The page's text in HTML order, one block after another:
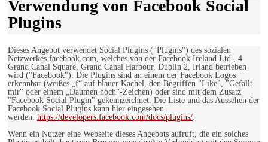
Verwendung von Facebook Social
Plugins
Dieses Angebot verwendet Social Plugins ("Plugins") des sozialen
Netzwerkes facebook.com, welches von der Facebook Ireland Ltd., 4
Grand Canal Square, Grand Canal Harbour, Dublin 2, Irland betrieben
wird ("Facebook"). Die Plugins sind an einem der Facebook Logos
erkennbar (weißes „f“ auf blauer Kachel, den Begriffen "Like", "Gefällt
mir" oder einem „Daumen hoch“-Zeichen) oder sind mit dem Zusatz
"Facebook Social Plugin" gekennzeichnet. Die Liste und das Aussehen der
Facebook Social Plugins kann hier eingesehen
werden: https://developers.facebook.com/docs/plugins/.
Wenn ein Nutzer eine Webseite dieses Angebots aufruft, die ein solches